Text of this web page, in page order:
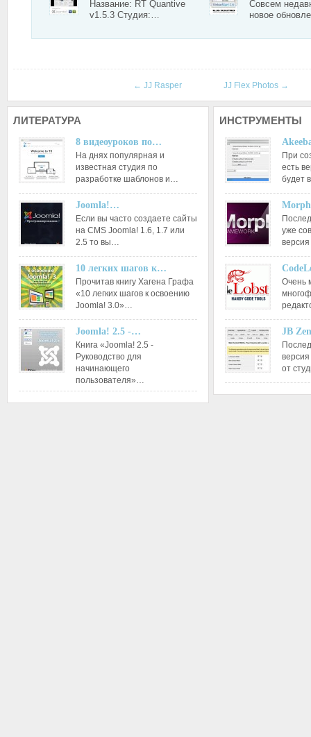
Название: RT Quantive
v1.5.3 Студия:…
Совсем
новое
← JJ Rasper JJ Flex Photos →
ЛИТЕРАТУРА
8 видеоуроков по…
На днях популярная и
известная студия по
разработке шаблонов и…
Joomla!…
Если вы часто создаете сайты
на CMS Joomla! 1.6, 1.7 или
2.5 то вы…
10 легких шагов к…
Прочитав книгу Хагена Графа
«10 легких шагов к освоению
Joomla! 3.0»…
Joomla! 2.5 -…
Книга «Joomla! 2.5 -
Руководство для
начинающего
пользователя»…
ИНСТРУМЕНТЫ
При
есть
будет
уже
Очень
JB
от